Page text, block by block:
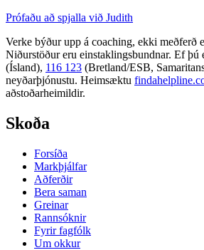
Prófaðu að spjalla við Judith
Verke býður upp á coaching, ekki meðferð
Niðurstöður eru einstaklingsbundnar. Ef
(Ísland), 116 123 (Bretland/ESB,
neyðarþjónustu. Heimsæktu
aðstoðarheimildir.
Skoða
Forsíða
Markþjálfar
Aðferðir
Bera saman
Greinar
Rannsóknir
Fyrir fagfólk
Um okkur